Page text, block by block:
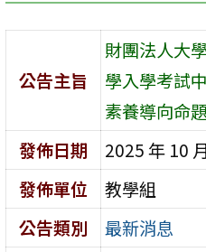
公告主旨
財團法人大
學入學考試
素養導向命
發佈日期
2025 年 10
發佈單位
教學組
公告類別
最新消息